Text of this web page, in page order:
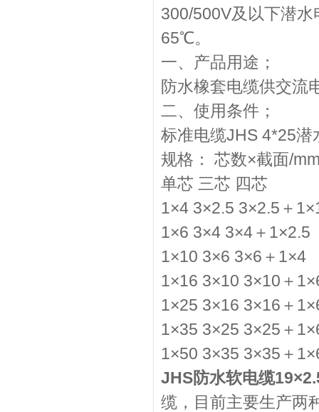
300/500V及以下潜
65℃。
一、产品用途；
防水橡套电缆供交流
二、使用条件；
标准电缆JHS 4*25
规格： 芯数×截面/
单芯 三芯 四芯
1×4 3×2.5 3×2.5＋
1×6 3×4 3×4＋1×2.5
1×10 3×6 3×6＋1×4
1×16 3×10 3×10＋
1×25 3×16 3×16＋
1×35 3×25 3×25＋
1×50 3×35 3×35＋
JHS防水软电缆
缆，目前主要生产两